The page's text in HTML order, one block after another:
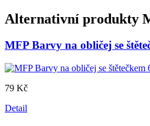
Alternativní produkty
MFP Barvy na obličej se
79 Kč
Detail